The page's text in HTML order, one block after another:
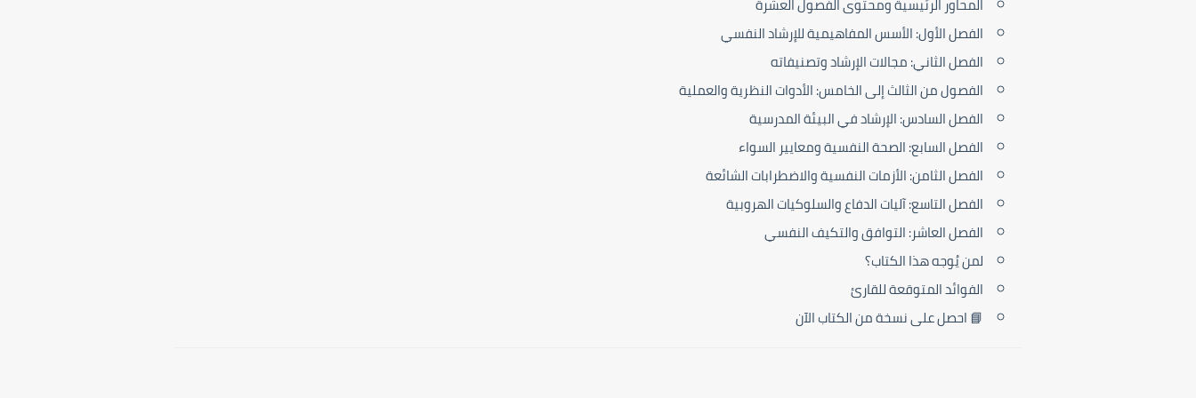
الفصل الأول: الأسس المفاهيمية للإرشاد النفسي
الفصل الثاني: مجالات الإرشاد وتصنيفاته
الفصول من الثالث إلى الخامس: الأدوات النظرية والعملية
الفصل السادس: الإرشاد في البيئة المدرسية
الفصل السابع: الصحة النفسية ومعايير السواء
الفصل الثامن: الأزمات النفسية والاضطرابات الشائعة
الفصل التاسع: آليات الدفاع والسلوكيات الهروبية
الفصل العاشر: التوافق والتكيف النفسي
لمن يُوجه هذا الكتاب؟
الفوائد المتوقعة للقارئ
📘 احصل على نسخة من الكتاب الآن